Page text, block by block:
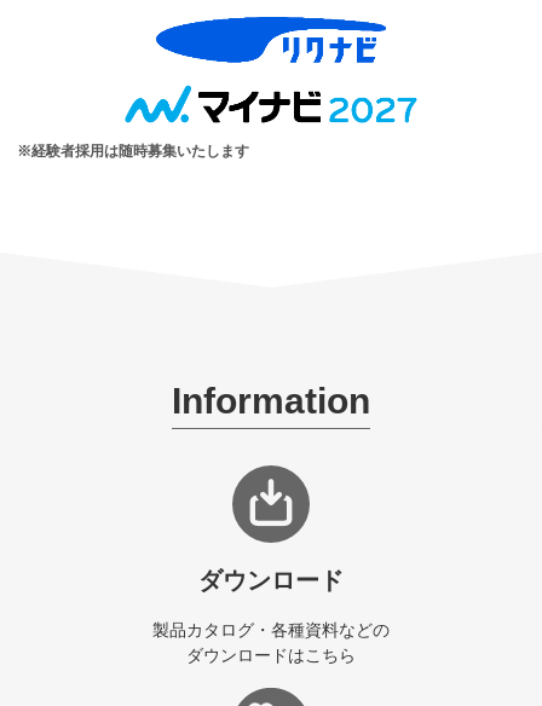
※経験者採用は随時募集いたします
Information
ダウンロード
製品カタログ・各種資料などの
ダウンロードはこちら